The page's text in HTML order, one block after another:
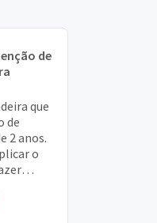
de
que
de
2 anos.
o